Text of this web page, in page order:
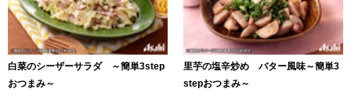
白菜のシーザーサラダ ～簡単3step
おつまみ～
里芋の塩辛炒め バター風味～簡単3
stepおつまみ～